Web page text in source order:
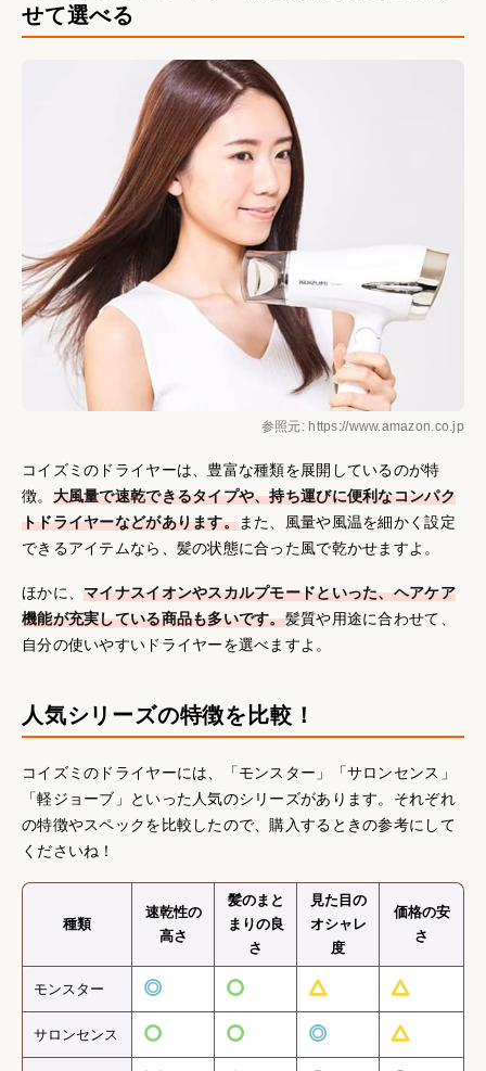
せて選べる
参照元: https://www.amazon.co.jp
コイズミのドライヤーは、豊富な種類を展開しているのが特
徴。 大風量で速乾できるタイプや、持ち運びに便利なコンパク
トドライヤーなどがあります。また、風量や風温を細かく設定
できるアイテムなら、髪の状態に合った風で乾かせますよ。
ほかに、マイナスイオンやスカルプモードといった、ヘアケア
機能が充実している商品も多いです。髪質や用途に合わせて、
自分の使いやすいドライヤーを選べますよ。
人気シリーズの特徴を比較！
コイズミのドライヤーには、「モンスター」「サロンセンス」
「軽ジョーブ」といった人気のシリーズがあります。それぞれ
の特徴やスペックを比較したので、購入するときの参考にして
くださいね！
種類
速乾性の
高さ
髪のまと
まりの良
さ
見た目の
オシャレ
度
価格の安
さ
モンスター
サロンセンス